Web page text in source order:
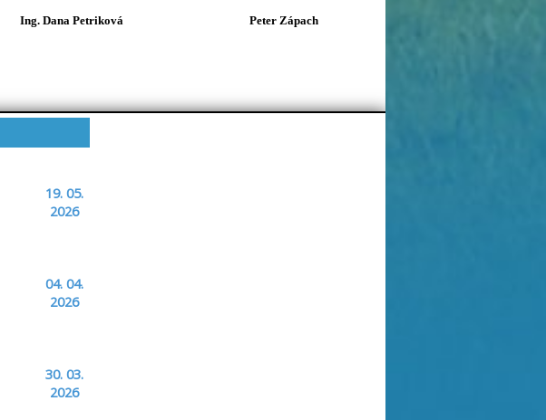
Ing. Dana Petriková Peter Zápach
19. 05.
2026
04. 04.
2026
30. 03.
2026